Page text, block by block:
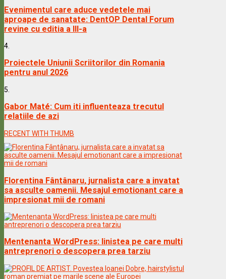
Evenimentul care aduce vedetele mai
aproape de sanatate: DentOP Dental Forum
revine cu editia a III-a
4.
Proiectele Uniunii Scriitorilor din Romania
pentru anul 2026
5.
Gabor Maté: Cum iti influenteaza trecutul
relatiile de azi
RECENT WITH THUMB
Florentina Fântânaru, jurnalista care a invatat
sa asculte oamenii. Mesajul emotionant care a
impresionat mii de romani
Mentenanta WordPress: linistea pe care multi
antreprenori o descopera prea tarziu